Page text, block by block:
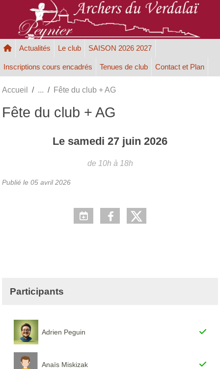
Actualités Le club SAISON 2026 2027
Inscriptions cours encadrés Tenues de club Contact et Plan
Accueil Fête du club + AG
Fête du club + AG
Le samedi 27 juin 2026
de 10h à 18h
Publié le 05 avril 2026
Participants
Adrien Peguin
Anaïs Miskizak
Panneau de gestion des cookies